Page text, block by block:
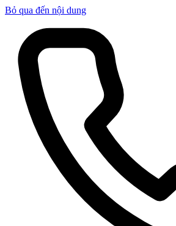
Bỏ qua đến nội dung